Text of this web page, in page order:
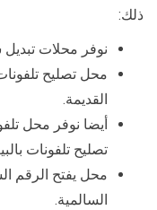
ذلك:
نوفر محلات تبديل
محل تصليح
القديمة.
أيضا نوفر محل
تصليح تلفونات
محل يفتح الرقم
السالمية.